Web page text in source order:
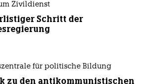
Zivildienst
Schritt der
für politische Bildung
zu den antikommunistischen